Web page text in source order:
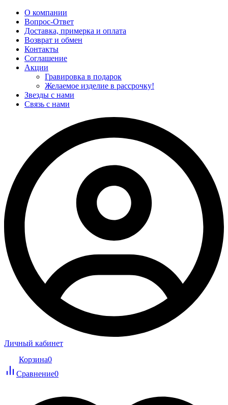
О компании
Вопрос-Ответ
Доставка, примерка и оплата
Возврат и обмен
Контакты
Соглашение
Акции
Гравировка в подарок
Желаемое изделие в рассрочку!
Звезды с нами
Связь с нами
Личный кабинет
Корзина0
Сравнение0